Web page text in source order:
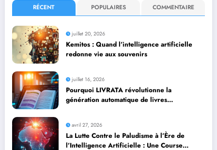
RÉCENT POPULAIRES COMMENTAIRE
juillet 20, 2026
Kemitos : Quand l’intelligence artificielle
redonne vie aux souvenirs
juillet 16, 2026
Pourquoi LIVRATA révolutionne la
génération automatique de livres
avril 27, 2026
La Lutte Contre le Paludisme à l’Ère de
l’Intelligence Artificielle : Une Course